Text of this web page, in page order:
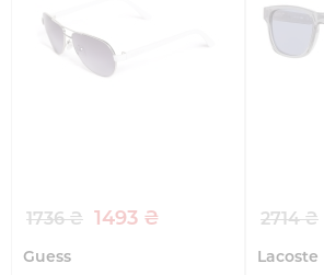
1736 ₴ 1493 ₴
Guess
2714 ₴
Lacoste